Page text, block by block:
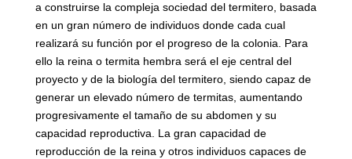
a construirse la compleja sociedad del termitero, basada
en un gran número de individuos donde cada cual
realizará su función por el progreso de la colonia. Para
ello la reina o termita hembra será el eje central del
proyecto y de la biología del termitero, siendo capaz de
generar un elevado número de termitas, aumentando
progresivamente el tamaño de su abdomen y su
capacidad reproductiva. La gran capacidad de
reproducción de la reina y otros individuos capaces de